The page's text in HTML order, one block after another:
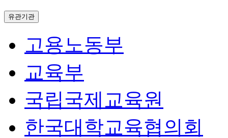
유관기관
고용노동부
교육부
국립국제교육원
한국대학교육협의회